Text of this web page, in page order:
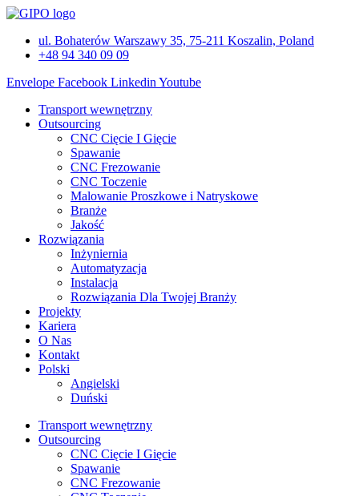
Przejdź
treści
ul. Bohaterów Warszawy 35, 75-211 Koszalin, Poland
+48 94 340 09 09
Envelope Facebook Linkedin Youtube
Transport wewnętrzny
Outsourcing
CNC Cięcie I Gięcie
Spawanie
CNC Frezowanie
CNC Toczenie
Malowanie Proszkowe i Natryskowe
Branże
Jakość
Rozwiązania
Inżyniernia
Automatyzacja
Instalacja
Rozwiązania Dla Twojej Branży
Projekty
Kariera
O Nas
Kontakt
Polski
Angielski
Duński
Transport wewnętrzny
Outsourcing
CNC Cięcie I Gięcie
Spawanie
CNC Frezowanie